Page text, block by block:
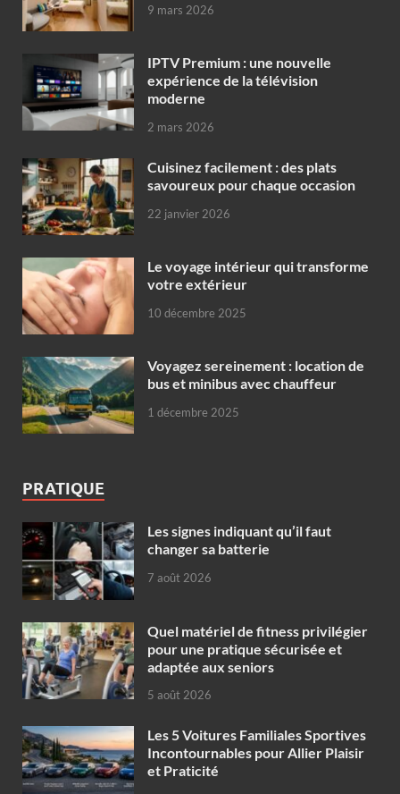
9 mars 2026
IPTV Premium : une nouvelle
expérience de la télévision
moderne
2 mars 2026
Cuisinez facilement : des plats
savoureux pour chaque occasion
22 janvier 2026
Le voyage intérieur qui transforme
votre extérieur
10 décembre 2025
Voyagez sereinement : location de
bus et minibus avec chauffeur
1 décembre 2025
PRATIQUE
Les signes indiquant qu’il faut
changer sa batterie
7 août 2026
Quel matériel de fitness privilégier
pour une pratique sécurisée et
adaptée aux seniors
5 août 2026
Les 5 Voitures Familiales Sportives
Incontournables pour Allier Plaisir
et Praticité